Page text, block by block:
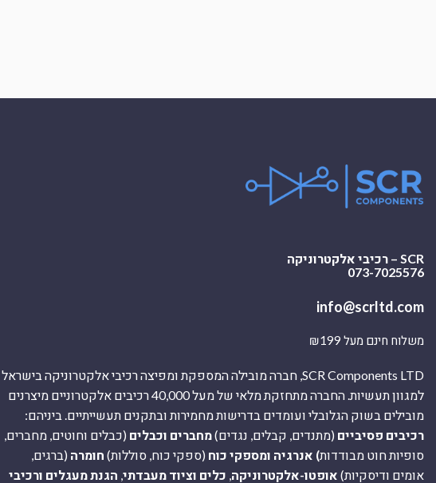
SCR – רכיבי אלקטרוניקה
073-7025576
info@scrltd.com
משלוח חינם מעל ₪199
SCR Components LTD, חברה מובילה המספקת ומפיצה רכיבי אלקטרוניקה בישראל
למגוון תעשיות. החברה מתחזקת מלאי של מעל 40,000 רכיבים אלקטרוניים מיצרנים
מובילים בשוק הגלובלי ועומדים בדרישות מחמירות ובתקנים תעשייתיים. ביניהם:
רכיבים פסיביים (מתנדים, קבלים, נגדים)מחברים וכבלים (כבלים וחוטים, מחברים,
סופיות חוט מבודדות) אנרגיה ומספקי כוח (ספקי כוח, סוללות) חומרה (ברגים,
אומים ודיסקיות) אופטו-אלקטרוניקה כלים וציוד מעבדתי הגנת מעגלים ורכיבי